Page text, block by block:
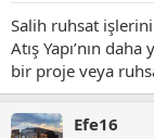
Salih ruhsat
Atış Yapı’nın
bir proje veya
Efe16